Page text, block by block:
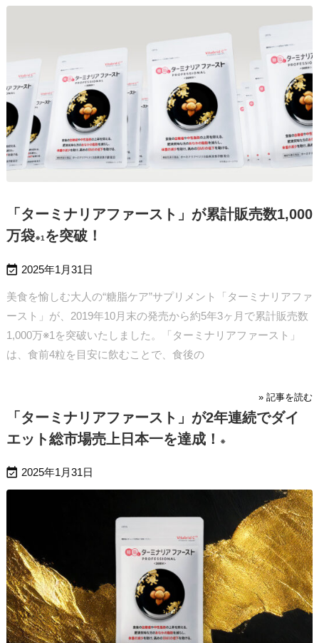
「ターミナリアファースト」が累計販売数1,000
万袋※1を突破！
 2025年1月31日
美食を愉しむ大人の“糖脂ケア”サプリメント「ターミナリアファ
ースト」が、2019年10月末の発売から約5年3ヶ月で累計販売数
1,000万※1を突破いたしました。「ターミナリアファースト」
は、食前4粒を目安に飲むことで、食後の
» 記事を読む
「ターミナリアファースト」が2年連続でダイ
エット総市場売上日本一を達成！
※
 2025年1月31日